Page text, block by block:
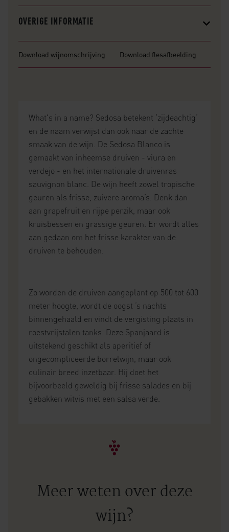
OVERIGE INFORMATIE
Download wijnomschrijving Download flesafbeelding
What's in a name? Sedosa betekent ‘zijdeachtig’
en de naam verwijst dan ook naar de zachte
smaak van de wijn. De Sedosa Blanco is
gemaakt van inheemse druiven - viura en
verdejo - en het internationale druivenras
sauvignon blanc. De wijn heeft zowel tropische
geuren als frisse, zuivere aroma’s. Denk dan
aan grapefruit en rijpe perzik, maar ook
kruisbessen en grassige geuren. Er wordt alles
aan gedaan om het frisse karakter van de
druiven te behouden.
Zo worden de druiven aangeplant op 500 tot 600
meter hoogte, wordt de oogst ’s nachts
binnengehaald en vindt de vergisting plaats in
roestvrijstalen tanks. Deze Spanjaard is
uitstekend geschikt als aperitief of
ongecompliceerde borrelwijn, maar ook
culinair breed inzetbaar. Hij doet het
bijvoorbeeld geweldig bij frisse salades en bij
gebakken witvis met een salsa verde.
Meer weten over deze
wijn?